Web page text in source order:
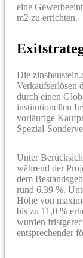
eine
m2 zu errichten.
Die
Verkaufserlösen
durch einen
institutionellen
vorläufige
Spezial-
Unter
während der
dem
rund 6,39 %.
Höhe von
bis zu 11,0 %
wurden
entsprechender